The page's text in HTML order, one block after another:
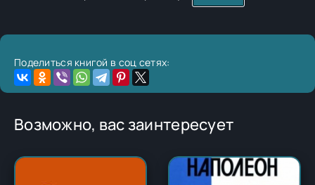
Поделиться книгой в соц сетях:
Возможно, вас заинтересует